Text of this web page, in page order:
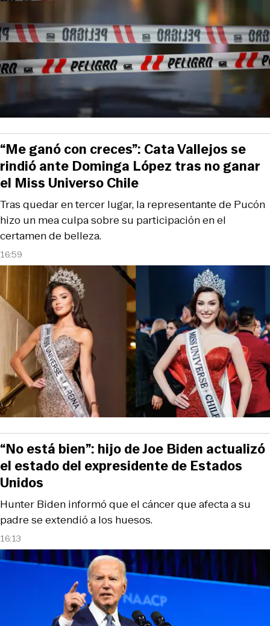
16:59
Tras quedar en tercer lugar, la representante de Pucón
hizo un mea culpa sobre su participación en el
certamen de belleza.
“Me ganó con creces”: Cata Vallejos se
rindió ante Dominga López tras no ganar
el Miss Universo Chile
16:13
Hunter Biden informó que el cáncer que afecta a su
padre se extendió a los huesos.
“No está bien”: hijo de Joe Biden actualizó
el estado del expresidente de Estados
Unidos